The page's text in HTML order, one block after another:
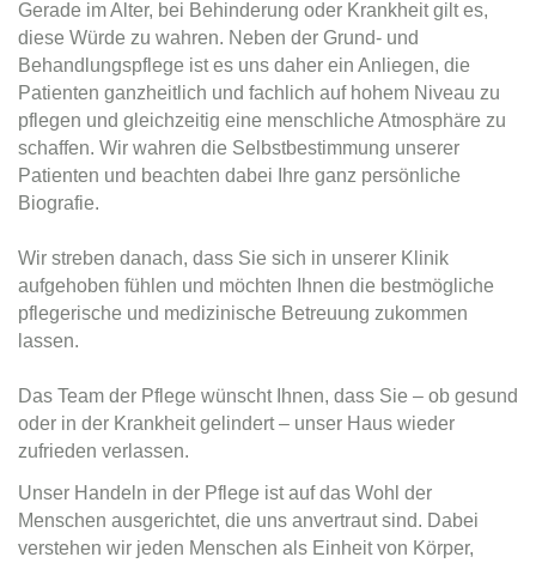
Gerade im Alter, bei Behinderung oder Krankheit gilt es,
diese Würde zu wahren. Neben der Grund- und
Behandlungspflege ist es uns daher ein Anliegen, die
Patienten ganzheitlich und fachlich auf hohem Niveau zu
pflegen und gleichzeitig eine menschliche Atmosphäre zu
schaffen. Wir wahren die Selbstbestimmung unserer
Patienten und beachten dabei Ihre ganz persönliche
Biografie.
Wir streben danach, dass Sie sich in unserer Klinik
aufgehoben fühlen und möchten Ihnen die bestmögliche
pflegerische und medizinische Betreuung zukommen
lassen.
Das Team der Pflege wünscht Ihnen, dass Sie – ob gesund
oder in der Krankheit gelindert – unser Haus wieder
zufrieden verlassen.
Unser Handeln in der Pflege ist auf das Wohl der
Menschen ausgerichtet, die uns anvertraut sind. Dabei
verstehen wir jeden Menschen als Einheit von Körper,